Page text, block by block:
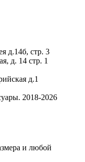
д.14б, стр. 3
д. 14 стр. 1
д.1
2018-2026
и любой